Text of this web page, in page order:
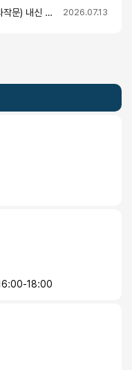
2026 성수고3 1학기 기말 국어(화법과작문) 내신 분석 및 경향 2026.07.13
18:00